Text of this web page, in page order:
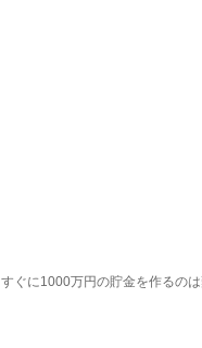
すぐに1000万円の貯金を作るの